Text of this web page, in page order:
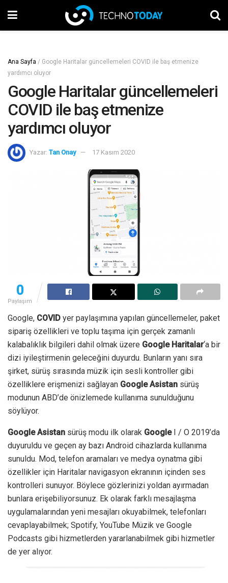
Ana Sayfa / Google Haritalar güncellemeleri COVID ile baş etmenize
yardımcı oluyor
Google Haritalar güncellemeleri
COVID ile baş etmenize
yardımcı oluyor
Yazar: Tan Onay 17 Kasım 2020
0
Paylaşım
Google, COVID yer paylaşımına yapılan güncellemeler, paket
sipariş özellikleri ve toplu taşıma için gerçek zamanlı
kalabalıklık bilgileri dahil olmak üzere Google Haritalar‘a bir
dizi iyileştirmenin geleceğini duyurdu. Bunların yanı sıra
şirket, sürüş sırasında müzik için sesli kontroller gibi
özelliklere erişmenizi sağlayan Google Asistan sürüş
modunun ABD’de önizlemede kullanıma sunulduğunu
söylüyor.
Google Asistan sürüş modu ilk olarak GoogleI / O 2019’da
duyuruldu ve geçen ay bazı Android cihazlarda kullanıma
sunuldu. Mod, telefon aramaları ve medya oynatma gibi
özellikler için Haritalar navigasyon ekranının içinden ses
kontrolleri sunuyor. Böylece gözlerinizi yoldan ayırmadan
bunlara erişebiliyorsunuz. Ek olarak farklı mesajlaşma
uygulamalarından yeni mesajları okuyabilmek, telefonları
cevaplayabilmek; Spotify, YouTube Müzik ve Google
Podcasts gibi hizmetlerden yararlanabilmek gibi hizmetler
de yer alıyor.